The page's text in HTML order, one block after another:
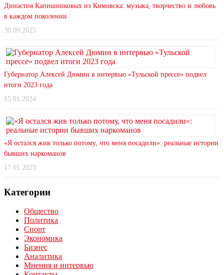
Династия Капишниковых из Кимовска: музыка, творчество и любовь
в каждом поколении
30.09.2025
Губернатор Алексей Дюмин в интервью «Тульской прессе» подвел
итоги 2023 года
15.01.2024
«Я остался жив только потому, что меня посадили»: реальные истории
бывших наркоманов
17.01.2023
Категории
Общество
Политика
Спорт
Экономика
Бизнес
Аналитика
Мнения и интервью